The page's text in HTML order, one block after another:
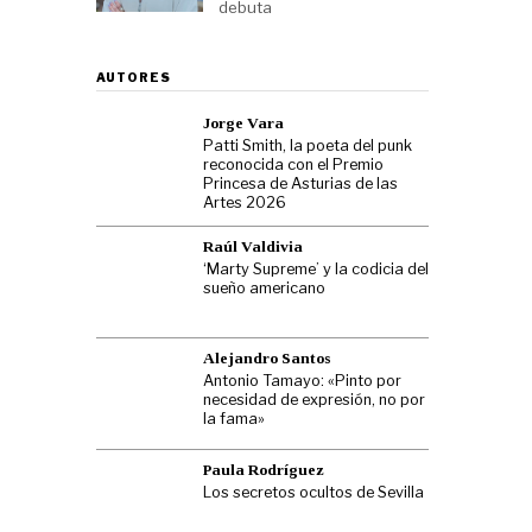
debuta
AUTORES
Jorge Vara
Patti Smith, la poeta del punk
reconocida con el Premio
Princesa de Asturias de las
Artes 2026
Raúl Valdivia
‘Marty Supreme’ y la codicia del
sueño americano
Alejandro Santos
Antonio Tamayo: «Pinto por
necesidad de expresión, no por
la fama»
Paula Rodríguez
Los secretos ocultos de Sevilla